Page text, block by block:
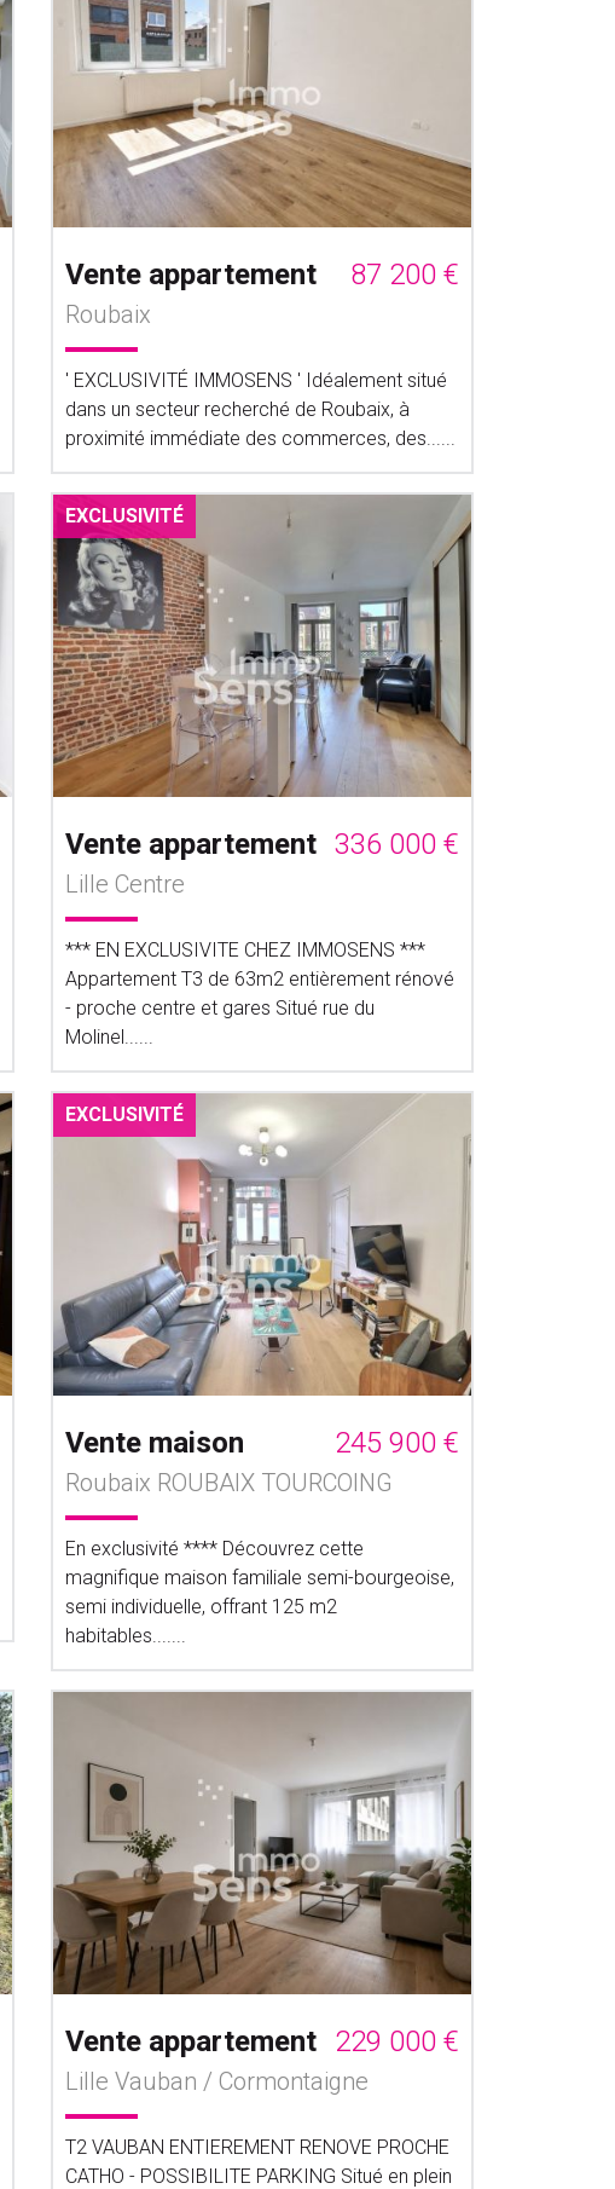
Vente appartement 87 200 €
Roubaix
' EXCLUSIVITÉ IMMOSENS ' Idéalement situé
dans un secteur recherché de Roubaix, à
proximité immédiate des commerces, des......
EXCLUSIVITÉ
Vente appartement 336 000 €
Lille Centre
*** EN EXCLUSIVITE CHEZ IMMOSENS ***
Appartement T3 de 63m2 entièrement rénové
- proche centre et gares Situé rue du
Molinel......
EXCLUSIVITÉ
Vente maison 245 900 €
Roubaix ROUBAIX TOURCOING
En exclusivité **** Découvrez cette
magnifique maison familiale semi-bourgeoise,
semi individuelle, offrant 125 m2
habitables.......
Vente appartement 229 000 €
Lille Vauban / Cormontaigne
T2 VAUBAN ENTIEREMENT RENOVE PROCHE
CATHO - POSSIBILITE PARKING Situé en plein